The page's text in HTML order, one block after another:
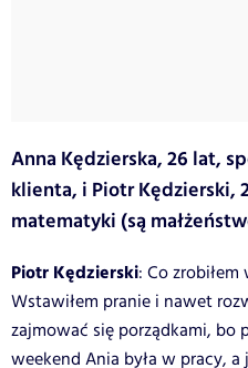
Anna Kędzierska, 26 lat,
klienta, i Piotr Kędzierski,
matematyki (są
Piotr Kędzierski: Co
Wstawiłem pranie i nawet
zajmować się porządkami, bo
weekend Ania była w pracy, a